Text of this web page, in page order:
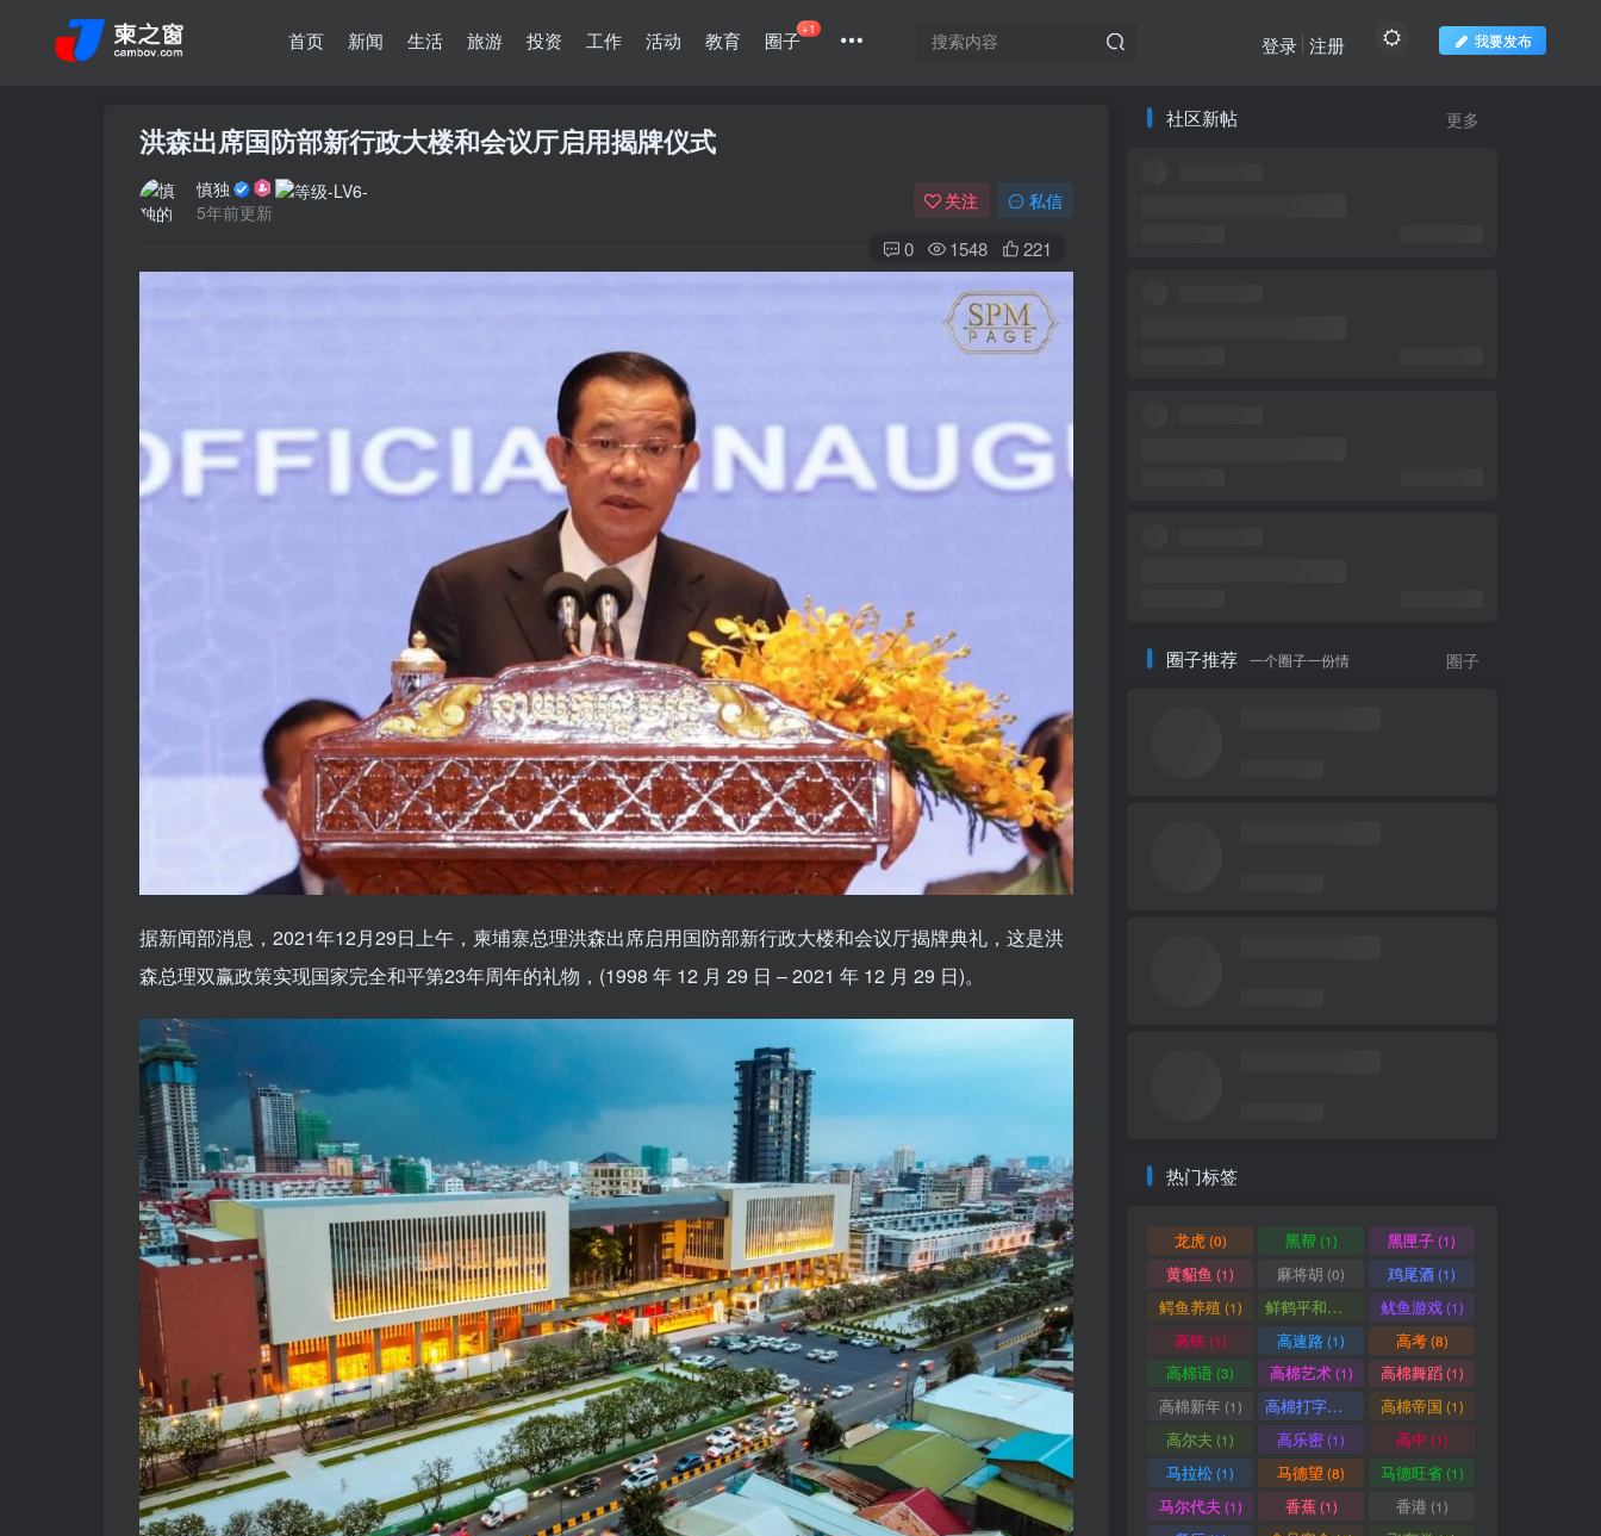
首页 新闻 生活 旅游 投资 工作 活动 教育 圈子+1
我要发布
登录 注册
洪森出席国防部新行政大楼和会议厅启用揭牌仪式
慎独
5年前更新
关注 私信
0 1548 221
据新闻部消息，2021年12月29日上午，柬埔寨总理洪森出席启用国防部新行政大楼和会议厅揭牌典礼，这是洪
森总理双赢政策实现国家完全和平第23年周年的礼物，(1998 年 12 月 29 日 – 2021 年 12 月 29 日)。
推荐阅读
6
柬埔寨中国国际学校
社区新帖 更多
圈子推荐 一个圈子一份情 圈子
热门标签
龙虎(0) 黑帮(1) 黑匣子(1)
黄貂鱼 (1) 麻将胡 (0) 鸡尾酒(1)
鳄鱼养殖 (1) 鲜鹤平和赏 鱿鱼游戏(1)
高铁(1) 高速路(1) 高考(8)
高棉语(3) 高棉艺术(1) 高棉舞蹈(1)
高棉新年(1) 高棉打字机 高棉帝国 (1)
高尔夫 (1) 高乐密(1) 高中 (1)
马拉松(1) 马德望 (8) 马德旺省(1)
马尔代夫 (1) 香蕉(1) 香港 (1)